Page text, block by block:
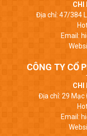
CHI
Địa chỉ: 47/384
Email:
CÔNG TY CỔ
CHI
Địa chỉ: 29 Mạc
Email: